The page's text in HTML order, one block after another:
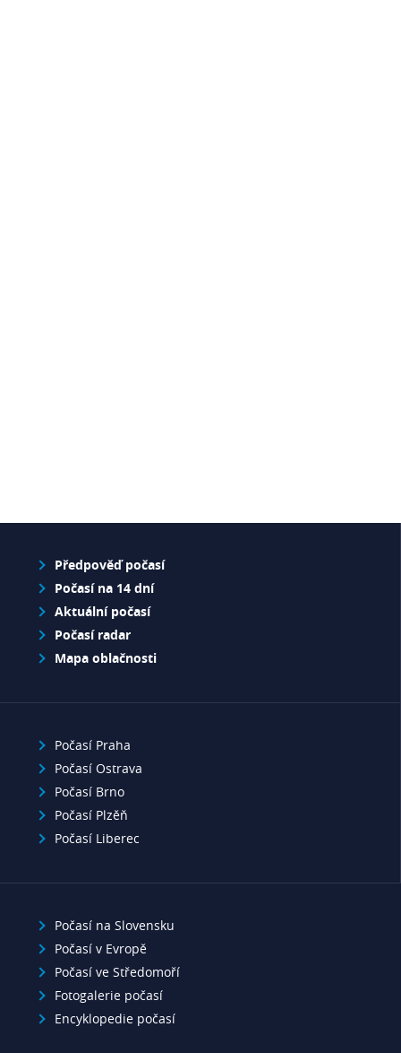
Předpověď počasí
Počasí na 14 dní
Aktuální počasí
Počasí radar
Mapa oblačnosti
Počasí Praha
Počasí Ostrava
Počasí Brno
Počasí Plzěň
Počasí Liberec
Počasí na Slovensku
Počasí v Evropě
Počasí ve Středomoří
Fotogalerie počasí
Encyklopedie počasí